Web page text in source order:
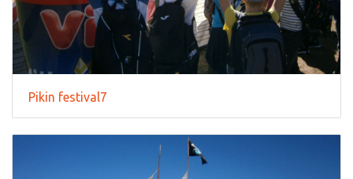
Pikin festival7